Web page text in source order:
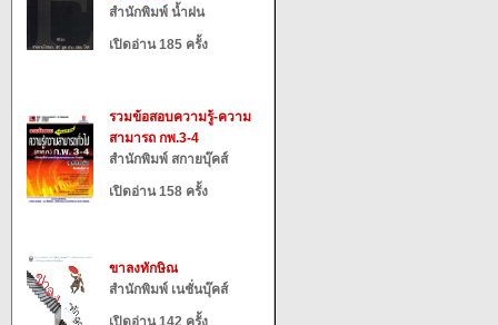
สำนักพิมพ์ น้ำฝน
เปิดอ่าน 185 ครั้ง
รวมข้อสอบความรู้-ความ
สามารถ กพ.3-4
สำนักพิมพ์ สกายบุ๊คส์
เปิดอ่าน 158 ครั้ง
ขาลงทักษิณ
สำนักพิมพ์ เนชั่นบุ๊คส์
เปิดอ่าน 142 ครั้ง